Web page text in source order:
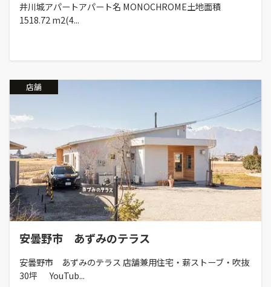
井川城アパートアパート名 MONOCHROME土地面積
1518.72 m2(4...
店舗
安曇野市 あずみのテラス
安曇野市 あずみのテラス 店舗兼用住宅・薪ストーブ・吹抜
30坪 YouTub...